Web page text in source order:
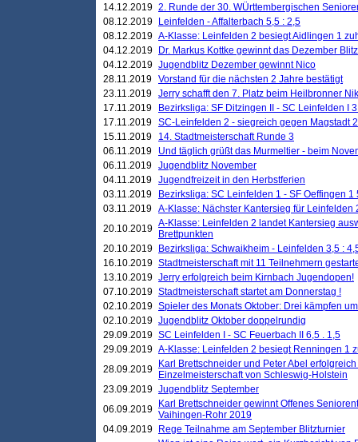
14.12.2019 2. Runde der 30. WÜrttembergischen
08.12.2019
Leinfelden - Affalterbach 5,5 : 2,5
08.12.2019 A-Klasse: Leinfelden 2 besiegt Aidlingen 1
04.12.2019
Dr. Markus Kottke gewinnt das Dezember
04.12.2019 Jugendblitz Dezember gewinnt Nico
28.11.2019 Vorstand für die nächsten 2 Jahre bestätigt
23.11.2019 Jerry schafft den 7. Platz beim Heilbronner
17.11.2019
Bezirksliga: SF Ditzingen II - SC Leinfelden I
17.11.2019 SC-Leinfelden 2 - siegreich gegen Magstadt 2
15.11.2019
14. Stadtmeisterschaft Runde 3
06.11.2019
Und täglich grüßt das Murmeltier - beim
06.11.2019 Jugendblitz November
04.11.2019 Jugendfreizeit in den Herbstferien
03.11.2019
Bezirksliga: SC Leinfelden 1 - SF Oeffingen 1
03.11.2019 A-Klasse: Nächster Kantersieg für Leinfelden
20.10.2019 A-Klasse: Leinfelden 2 landet Kantersieg
Brettpunkten
20.10.2019
Bezirksliga: Schwaikheim - Leinfelden 3,5 :
16.10.2019 Stadtmeisterschaft mit 11 Teilnehmern
13.10.2019 Jerry erfolgreich beim Kirnbach Jugendopen!
07.10.2019 Stadtmeisterschaft startet am Donnerstag !
02.10.2019 Spieler des Monats Oktober: Drei kämpfen
02.10.2019 Jugendblitz Oktober doppelrundig
29.09.2019 SC Leinfelden I - SC Feuerbach II 6,5 . 1,5
29.09.2019 A-Klasse: Leinfelden 2 besiegt Renningen 1
28.09.2019
Karl Brettschneider und Peter Abel
Einzelmeisterschaft von Schleswig-Holstein
23.09.2019 Jugendblitz September
06.09.2019
Karl Brettschneider gewinnt Offenes
Vaihingen-Rohr 2019
04.09.2019
Rege Teilnahme am September Blitzturnier